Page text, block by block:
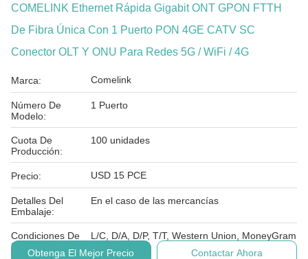
COMELINK Ethernet Rápida Gigabit ONT GPON FTTH
De Fibra Única Con 1 Puerto PON 4GE CATV SC
Conector OLT Y ONU Para Redes 5G / WiFi / 4G
Marca: Comelink
Número De
Modelo:
1 Puerto
Cuota De
Producción:
100 unidades
Precio: USD 15 PCE
Detalles Del
Embalaje:
En el caso de las mercancías
Condiciones De
Pago:
L/C, D/A, D/P, T/T, Western Union, MoneyGram
Obtenga El Mejor Precio
Contactar Ahora